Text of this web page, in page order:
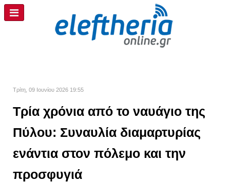
Τρίτη, 09 Ιουνίου 2026 19:55
Τρία χρόνια από το ναυάγιο της
Πύλου: Συναυλία διαμαρτυρίας
ενάντια στον πόλεμο και την
προσφυγιά